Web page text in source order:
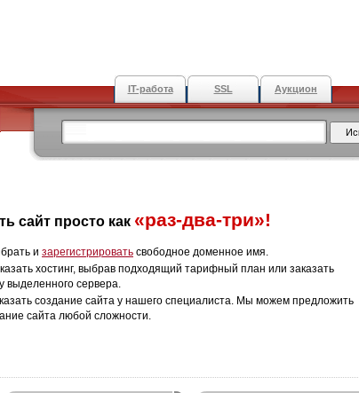
IT-работа SSL Аукцион
сайт просто как «раз-два-три»!
и зарегистрировать свободное доменное имя.
хостинг, выбрав подходящий тарифный план или заказать
выделенного сервера.
создание сайта у нашего специалиста. Мы можем предложить
сайта любой сложности.